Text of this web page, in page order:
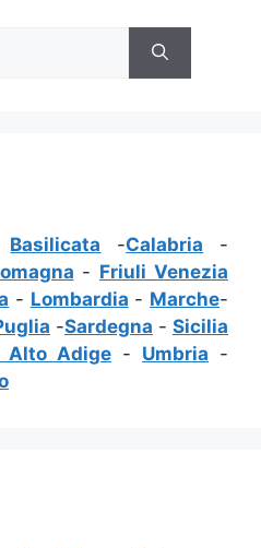
Basilicata -Calabria -
- Friuli Venezia
- Lombardia - Marche-
-Sardegna - Sicilia
Alto Adige - Umbria -